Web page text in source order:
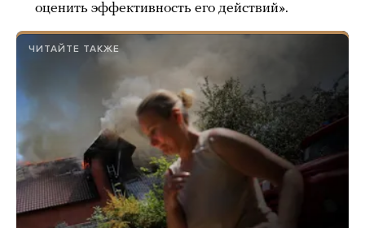
оценить эффективность его действий».
ЧИТАЙТЕ ТАКЖЕ